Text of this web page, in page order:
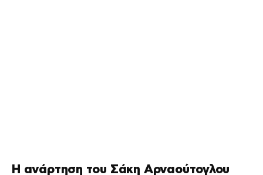
Η ανάρτηση του Σάκη Αρναούτογλου